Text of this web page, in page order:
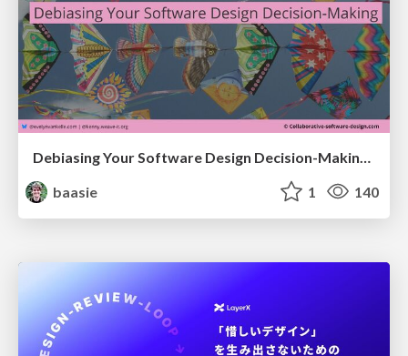
baasie
1 140